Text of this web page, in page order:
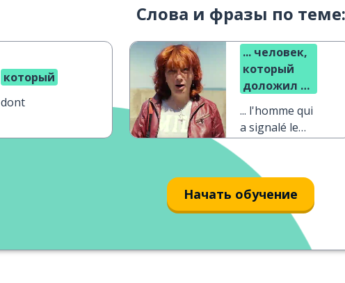
Слова и фразы по теме:
который
dont
... человек,
который
доложил о
... l'homme qui
a signalé le
Начать обучение